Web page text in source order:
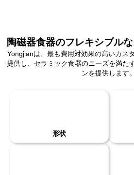
陶磁器食器のフレキシブル
Yongjianは、最も費用対効果の高いカス
提供し、セラミック食器のニーズを満た
ンを提供します。
形状